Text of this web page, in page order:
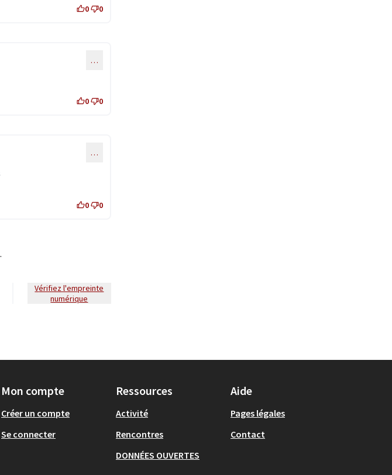
0 0
…
0 0
…
0 0
Vérifiez l'empreinte
numérique
Mon compte
Créer un compte
Se connecter
Ressources
Activité
Rencontres
DONNÉES OUVERTES
Aide
Pages légales
Contact